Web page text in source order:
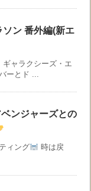
ン 番外編(新エ
ギャラクシーズ・エ
ーとド ...
ンジャーズとの
ィング
時は戻